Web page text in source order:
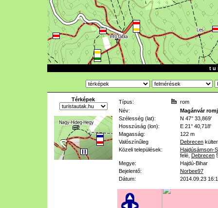
t u
Térképek Típus:
rom
Név:
Magánvár
Szélesség (lat):
N 47° 33,869'
Hosszúság (lon):
E 21° 40,718'
Magasság:
122 m
Valószínűleg
Debrecen
Közeli települések:
Hajdúsámson-
felé Debrecen
Megye:
Hajdú-Bihar
Bejelentő:
Norbee97
Dátum:
2014.09.23